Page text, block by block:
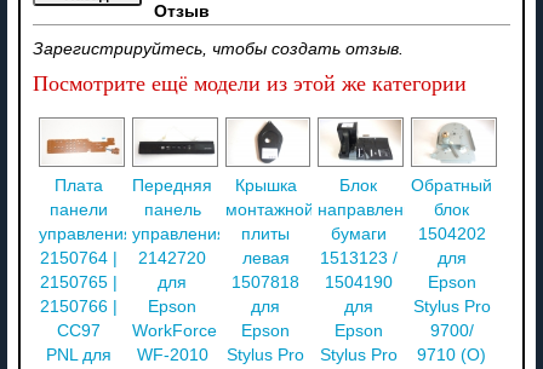
Отзыв
Зарегистрируйтесь, чтобы создать отзыв.
Посмотрите ещё модели из этой же категории
Плата
панели
управления
2150764 |
2150765 |
2150766 |
CC97
PNL для
Передняя
панель
управления
2142720
для
Epson
WorkForce
WF-2010
Крышка
монтажной
плиты
левая
1507818
для
Epson
Stylus Pro
Блок
направления
бумаги
1513123 /
1504190
для
Epson
Stylus Pro
Обратный
блок
1504202
для
Epson
Stylus Pro
9700/
9710 (O)